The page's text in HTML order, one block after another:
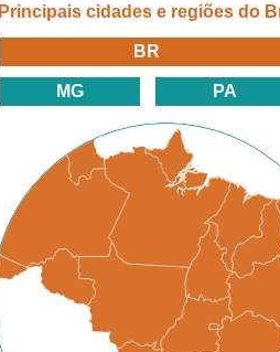
Principais cidades e regiões do
BR
MG PA